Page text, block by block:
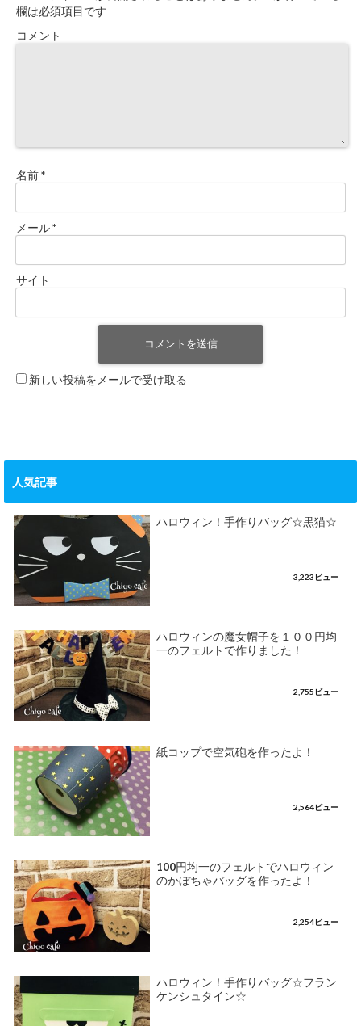
欄は必須項目です
コメント
名前*
メール*
サイト
新しい投稿をメールで受け取る
人気記事
ハロウィン！手作りバッグ☆黒猫☆
3,223ビュー
ハロウィンの魔女帽子を１００円均
一のフェルトで作りました！
2,755ビュー
紙コップで空気砲を作ったよ！
2,564ビュー
100円均一のフェルトでハロウィン
のかぼちゃバッグを作ったよ！
2,254ビュー
ハロウィン！手作りバッグ☆フラン
ケンシュタイン☆